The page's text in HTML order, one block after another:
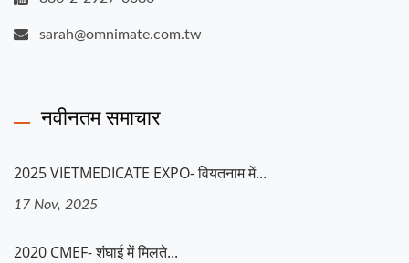
sarah@omnimate.com.tw
नवीनतम समाचार
2025 VIETMEDICATE EXPO- वियतनाम में...
17 Nov, 2025
2020 CMEF- शंघाई में मिलते...